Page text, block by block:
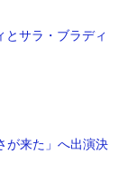
とサラ・ブラディ
が来た」へ出演決